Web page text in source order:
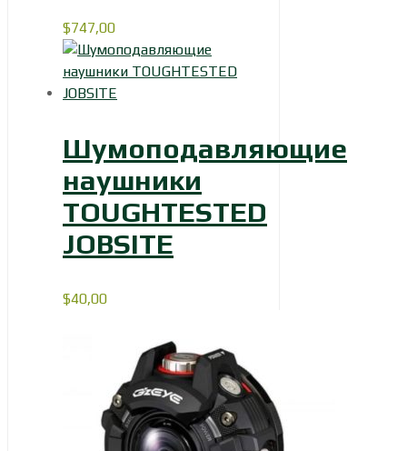
$747,00
Шумоподавляющие
наушники
TOUGHTESTED
JOBSITE
$40,00